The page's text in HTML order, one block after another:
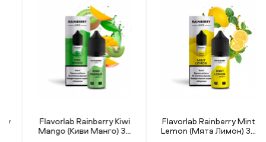
Flavorlab Rainberry Kiwi
Mango (Киви Манго) 30
Flavorlab Rainberry Mint
Lemon (Мята Лимон) 30